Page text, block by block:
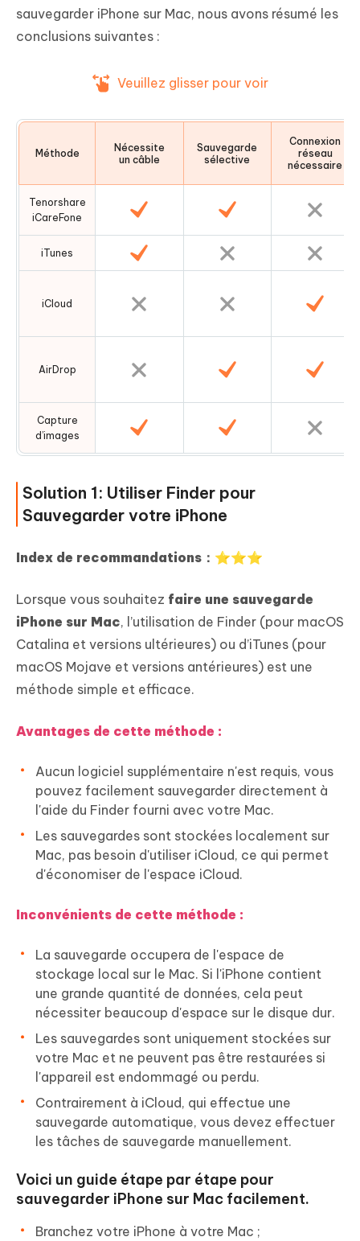
sauvegarder iPhone sur Mac, nous avons résumé les
conclusions suivantes :
Veuillez glisser pour voir
Méthode
Nécessite
un câble
Sauvegarde
sélective
Connexion
réseau
nécessaire
Tenorshare
iCareFone
iTunes
iCloud
AirDrop
Capture
d’images
Solution 1: Utiliser Finder pour
Sauvegarder votre iPhone
Index de recommandations：⭐⭐⭐
Lorsque vous souhaitez faire une sauvegarde
iPhone sur Mac, l’utilisation de Finder (pour macOS
Catalina et versions ultérieures) ou d’iTunes (pour
macOS Mojave et versions antérieures) est une
méthode simple et efficace.
Avantages de cette méthode :
Aucun logiciel supplémentaire n'est requis, vous
pouvez facilement sauvegarder directement à
l'aide du Finder fourni avec votre Mac.
Les sauvegardes sont stockées localement sur
Mac, pas besoin d'utiliser iCloud, ce qui permet
d'économiser de l'espace iCloud.
Inconvénients de cette méthode :
La sauvegarde occupera de l'espace de
stockage local sur le Mac. Si l'iPhone contient
une grande quantité de données, cela peut
nécessiter beaucoup d'espace sur le disque dur.
Les sauvegardes sont uniquement stockées sur
votre Mac et ne peuvent pas être restaurées si
l'appareil est endommagé ou perdu.
Contrairement à iCloud, qui effectue une
sauvegarde automatique, vous devez effectuer
les tâches de sauvegarde manuellement.
Voici un guide étape par étape pour
sauvegarder iPhone sur Mac facilement.
Branchez votre iPhone à votre Mac ;